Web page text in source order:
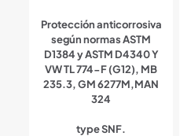
Protección anticorrosiva
según normas ASTM
D1384 y ASTM D4340 Y
VW TL 774-F (G12), MB
235.3, GM 6277M,MAN
324
type SNF.